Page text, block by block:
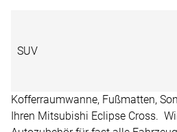
SUV
Kofferraumwanne, Fußmatten,
Ihren Mitsubishi Eclipse Cross.